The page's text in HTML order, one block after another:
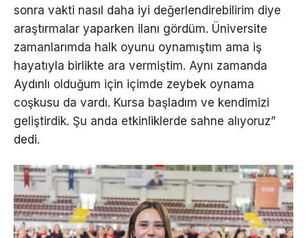
sonra vakti nasıl daha iyi değerlendirebilirim diye
araştırmalar yaparken ilanı gördüm. Üniversite
zamanlarımda halk oyunu oynamıştım ama iş
hayatıyla birlikte ara vermiştim. Aynı zamanda
Aydınlı olduğum için içimde zeybek oynama
coşkusu da vardı. Kursa başladım ve kendimizi
geliştirdik. Şu anda etkinliklerde sahne alıyoruz”
dedi.